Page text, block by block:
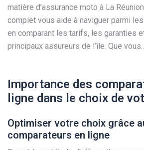
matière d’assurance moto à La
complet vous aide à naviguer parmi
en comparant les tarifs, les garanties
principaux assureurs de l’île. Que
Importance des
ligne dans le choix de
Optimiser votre choix grâce
comparateurs en ligne